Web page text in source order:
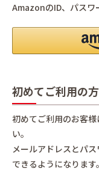
AmazonのID、パスワ
初めてご利用の
初めてご利用のお客
い。
メールアドレスとパ
できるようになります。